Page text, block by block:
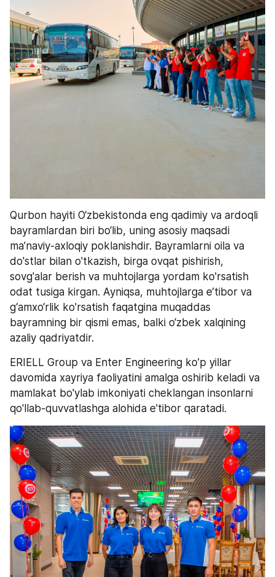
Qurbon hayiti O‘zbekistonda eng qadimiy va ardoqli
bayramlardan biri bo‘lib, uning asosiy maqsadi
ma’naviy-axloqiy poklanishdir. Bayramlarni oila va
do'stlar bilan o'tkazish, birga ovqat pishirish,
sovg'alar berish va muhtojlarga yordam ko'rsatish
odat tusiga kirgan. Ayniqsa, muhtojlarga e’tibor va
g‘amxo‘rlik ko'rsatish faqatgina muqaddas
bayramning bir qismi emas, balki o‘zbek xalqining
azaliy qadriyatdir.
ERIELL Group va Enter Engineering ko'p yillar
davomida xayriya faoliyatini amalga oshirib keladi va
mamlakat bo'ylab imkoniyati cheklangan insonlarni
qo'llab-quvvatlashga alohida e'tibor qaratadi.